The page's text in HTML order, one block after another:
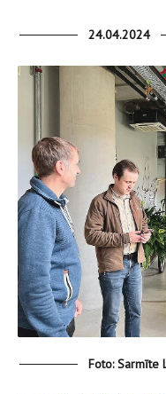
24.04.2024
Foto: Sarmīte